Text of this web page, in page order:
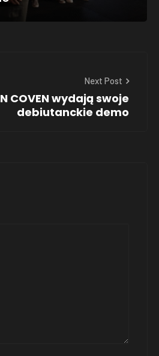
Next Post
COVEN wydają swoje
debiutanckie demo